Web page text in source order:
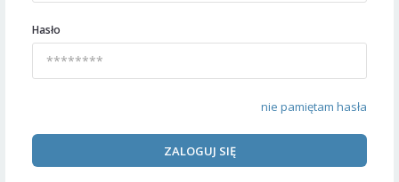
Hasło
nie pamiętam hasła
ZALOGUJ SIĘ